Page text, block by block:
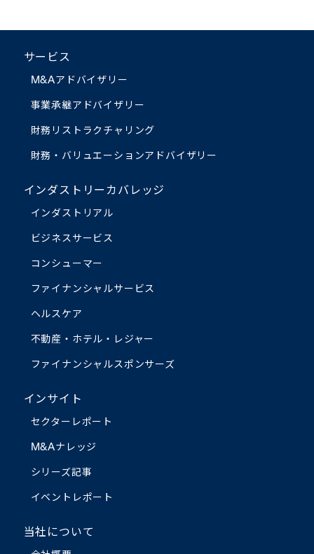
サービス
M&Aアドバイザリー
事業承継アドバイザリー
財務リストラクチャリング
財務・バリュエーションアドバイザリー
インダストリーカバレッジ
インダストリアル
ビジネスサービス
コンシューマー
ファイナンシャルサービス
ヘルスケア
不動産・ホテル・レジャー
ファイナンシャルスポンサーズ
インサイト
セクターレポート
M&Aナレッジ
シリーズ記事
イベントレポート
当社について